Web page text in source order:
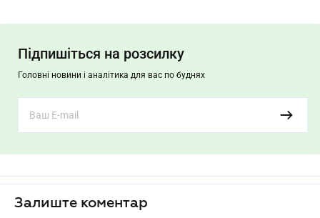
Підпишіться на розсилку
Головні новини і аналітика для вас по буднях
Залиште коментар